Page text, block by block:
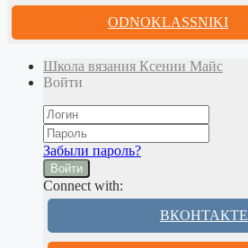
ODNOKLASSNIKI
Школа вязания Ксении Майс
Войти
Забыли пароль?
Войти
Connect with:
ВКОНТАКТЕ